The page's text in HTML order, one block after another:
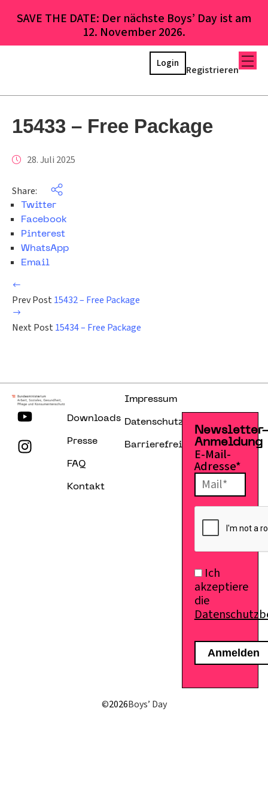
SAVE THE DATE: Der nächste Boys’ Day ist am
12. November 2026.
Registrieren
Login
15433 – Free Package
28. Juli 2025
Share:
Twitter
Facebook
Pinterest
WhatsApp
Email
Prev Post 15432 – Free Package
Next Post 15434 – Free Package
Downloads
Presse
FAQ
Kontakt
Impressum
Datenschutzerklärung
Barrierefreiheitserklärung
Anmeldung
E-Mail-
Adresse*
Ich
akzeptiere
die
©2026Boys’ Day